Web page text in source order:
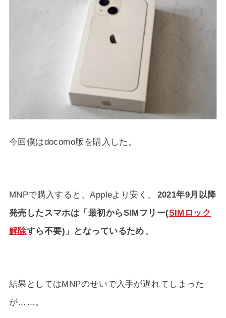
今回僕はdocomo版を購入した。
MNPで購入すると、Appleより安く、
2021年9月以降
発売したスマホは「最初からSIMフリー(SIMロック
解除すら不要)」となっているため 。
結果としてはMNPのせいで入手が遅れてしまった
が……。